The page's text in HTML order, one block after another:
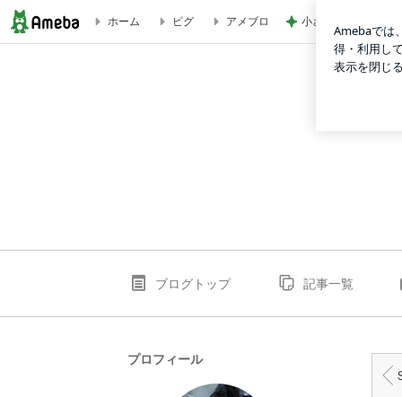
親子で楽しくタンデムＳＵＰ（スタンドアップパドルボード
ホーム ピグ アメブロ 小さい頃からの夢が
ブログトップ 記事一覧
プロフィール